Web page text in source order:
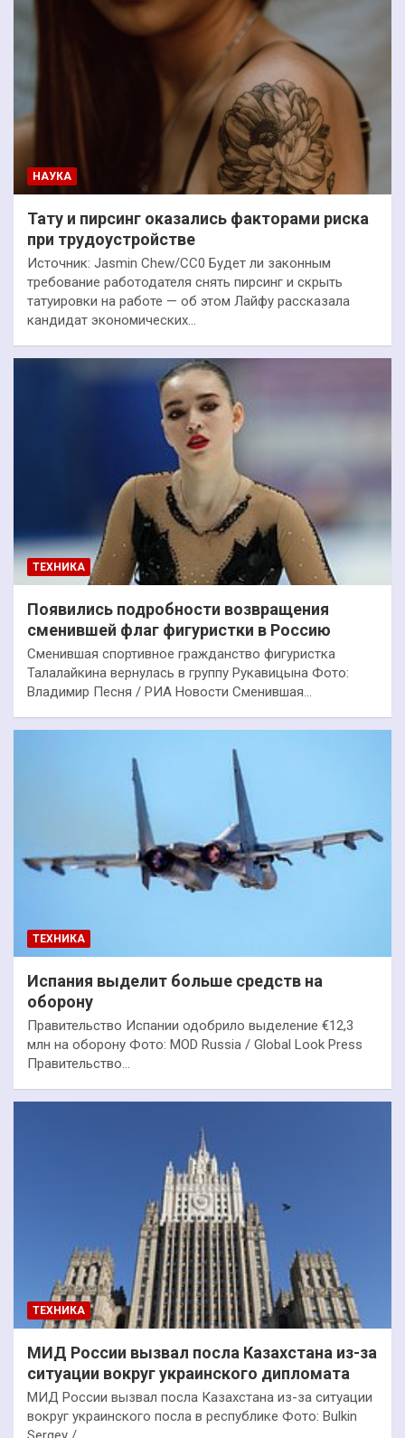
НАУКА
Тату и пирсинг оказались факторами риска
при трудоустройстве
Источник: Jasmin Chew/CC0 Будет ли законным
требование работодателя снять пирсинг и скрыть
татуировки на работе — об этом Лайфу рассказала
кандидат экономических…
ТЕХНИКА
Появились подробности возвращения
сменившей флаг фигуристки в Россию
Сменившая спортивное гражданство фигуристка
Талалайкина вернулась в группу Рукавицына Фото:
Владимир Песня / РИА Новости Сменившая…
ТЕХНИКА
Испания выделит больше средств на
оборону
Правительство Испании одобрило выделение €12,3
млн на оборону Фото: MOD Russia / Global Look Press
Правительство…
ТЕХНИКА
МИД России вызвал посла Казахстана из-за
ситуации вокруг украинского дипломата
МИД России вызвал посла Казахстана из-за ситуации
вокруг украинского посла в республике Фото: Bulkin